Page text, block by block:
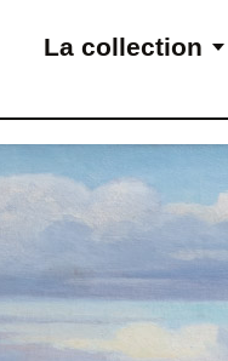
La collection